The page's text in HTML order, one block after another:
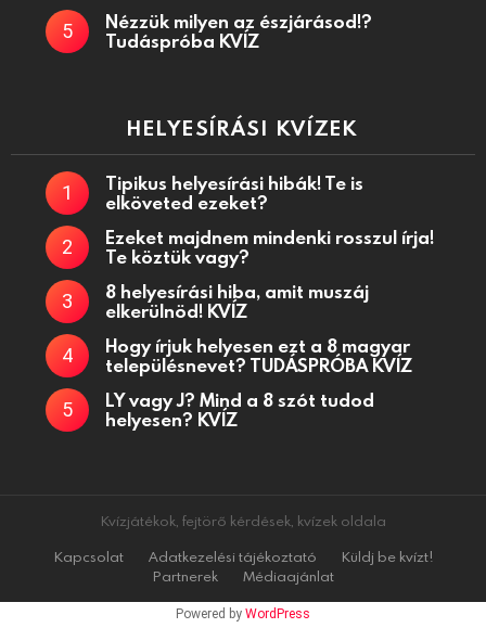
Nézzük milyen az észjárásod!?
Tudáspróba KVÍZ
HELYESÍRÁSI KVÍZEK
Tipikus helyesírási hibák! Te is
elköveted ezeket?
Ezeket majdnem mindenki rosszul írja!
Te köztük vagy?
8 helyesírási hiba, amit muszáj
elkerülnöd! KVÍZ
Hogy írjuk helyesen ezt a 8 magyar
településnevet? TUDÁSPRÓBA KVÍZ
LY vagy J? Mind a 8 szót tudod
helyesen? KVÍZ
Kvízjátékok, fejtörő kérdések, kvízek oldala
Kapcsolat
Adatkezelési tájékoztató
Küldj be kvízt!
Partnerek
Médiaajánlat
Powered by WordPress